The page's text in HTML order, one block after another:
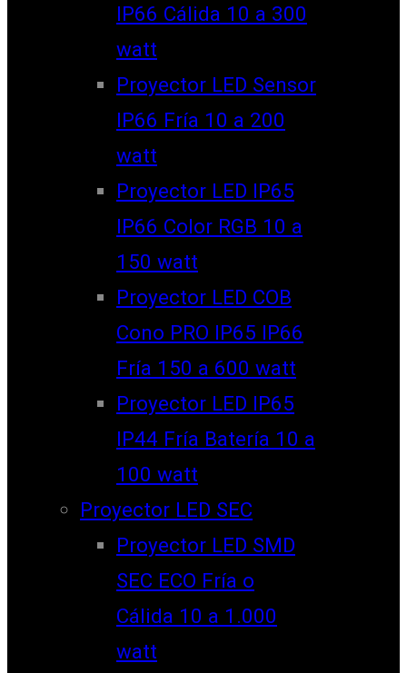
IP66 Cálida 10 a 300
watt
Proyector LED Sensor
IP66 Fría 10 a 200
watt
Proyector LED IP65
IP66 Color RGB 10 a
150 watt
Proyector LED COB
Cono PRO IP65 IP66
Fría 150 a 600 watt
Proyector LED IP65
IP44 Fría Batería 10 a
100 watt
Proyector LED SEC
Proyector LED SMD
SEC ECO Fría o
Cálida 10 a 1.000
watt